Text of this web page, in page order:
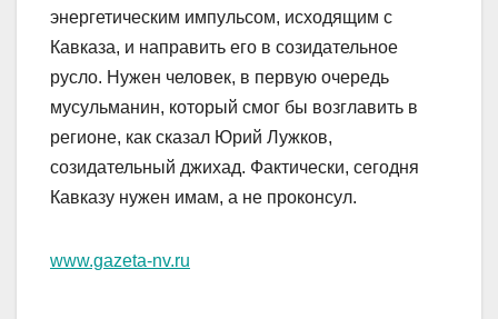
энергетическим импульсом, исходящим с
Кавказа, и направить его в созидательное
русло. Нужен человек, в первую очередь
мусульманин, который смог бы возглавить в
регионе, как сказал Юрий Лужков,
созидательный джихад. Фактически, сегодня
Кавказу нужен имам, а не проконсул.
www.gazeta-nv.ru